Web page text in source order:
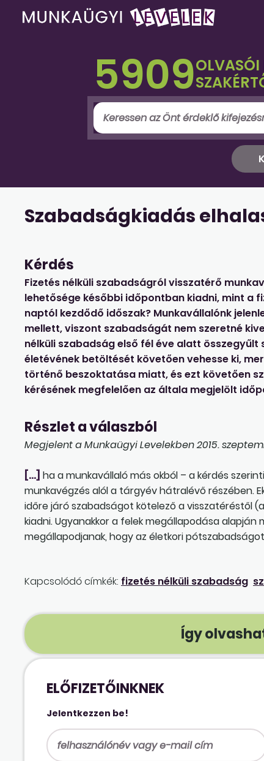
5909OLVASÓI
Szabadságkiadás
Kérdés
Fizetés nélküli szabadságról visszatérő
lehetősége későbbi időpontban kiadni, mint a
naptól kezdődő időszak? Munkavállalónk
mellett, viszont szabadságát nem szeretné
nélküli szabadság első fél éve alatt
életévének betöltését követően vehesse ki,
történő beszoktatása miatt, és ezt követően
kérésének megfelelően az általa megjelölt
Részlet a válaszból
Megjelent a Munkaügyi Levelekben 2015.
[…] ha a munkavállaló más okból – a kérdés
munkavégzés alól a tárgyév hátralévő részében.
időre járó szabadságot kötelező a visszatéréstől
kiadni. Ugyanakkor a felek megállapodása
megállapodjanak, hogy az életkori
Kapcsolódó címkék: fizetés nélküli szabadság
Így
ELŐFIZETŐINKNEK
Jelentkezzen be!